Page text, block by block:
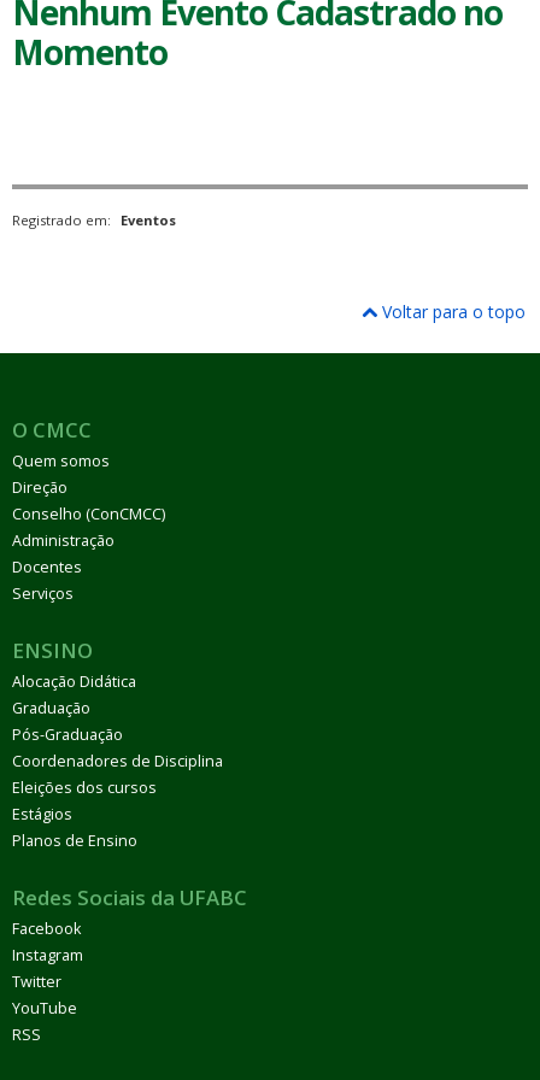
Nenhum Evento Cadastrado no
Momento
Registrado em: Eventos
Voltar para o topo
O CMCC
Quem somos
Direção
Conselho (ConCMCC)
Administração
Docentes
Serviços
ENSINO
Alocação Didática
Graduação
Pós-Graduação
Coordenadores de Disciplina
Eleições dos cursos
Estágios
Planos de Ensino
Redes Sociais da UFABC
Facebook
Instagram
Twitter
YouTube
RSS